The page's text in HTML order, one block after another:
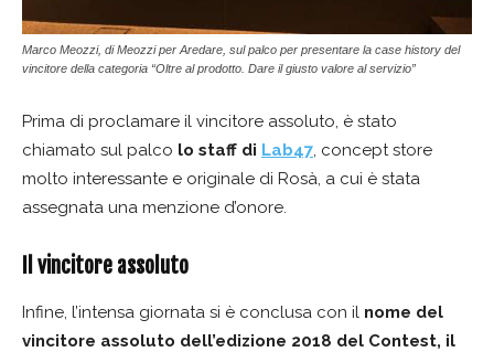
Marco Meozzi, di Meozzi per Aredare, sul palco per presentare la case history del
vincitore della categoria “Oltre al prodotto. Dare il giusto valore al servizio”
Prima di proclamare il vincitore assoluto, è stato
chiamato sul palco lo staff di Lab47, concept store
molto interessante e originale di Rosà, a cui è stata
assegnata una menzione d’onore.
Il vincitore assoluto
Infine, l’intensa giornata si è conclusa con il nome del
vincitore assoluto dell’edizione 2018 del Contest, il